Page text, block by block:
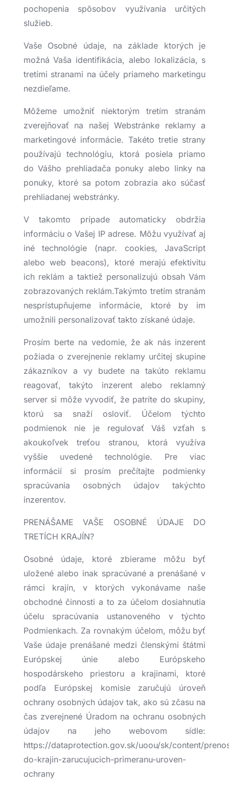
pochopenia spôsobov využívania určitých
služieb.
Vaše Osobné údaje, na základe ktorých je
možná Vaša identifikácia, alebo lokalizácia, s
tretími stranami na účely priameho marketingu
nezdieľame.
Môžeme umožniť niektorým tretím stranám
zverejňovať na našej Webstránke reklamy a
marketingové informácie. Takéto tretie strany
používajú technológiu, ktorá posiela priamo
do Vášho prehliadača ponuky alebo linky na
ponuky, ktoré sa potom zobrazia ako súčasť
prehliadanej webstránky.
V takomto prípade automaticky obdržia
informáciu o Vašej IP adrese. Môžu využívať aj
iné technológie (napr. cookies, JavaScript
alebo web beacons), ktoré merajú efektivitu
ich reklám a taktiež personalizujú obsah Vám
zobrazovaných reklám.Takýmto tretím stranám
nesprístupňujeme informácie, ktoré by im
umožnili personalizovať takto získané údaje.
Prosím berte na vedomie, že ak nás inzerent
požiada o zverejnenie reklamy určitej skupine
zákazníkov a vy budete na takúto reklamu
reagovať, takýto inzerent alebo reklamný
server si môže vyvodiť, že patríte do skupiny,
ktorú sa snaží osloviť. Účelom týchto
podmienok nie je regulovať Váš vzťah s
akoukoľvek treťou stranou, ktorá využíva
vyššie uvedené technológie. Pre viac
informácií si prosím prečítajte podmienky
spracúvania osobných údajov takýchto
inzerentov.
PRENÁŠAME VAŠE OSOBNÉ ÚDAJE DO
TRETÍCH KRAJÍN?
Osobné údaje, ktoré zbierame môžu byť
uložené alebo inak spracúvané a prenášané v
rámci krajín, v ktorých vykonávame naše
obchodné činnosti a to za účelom dosiahnutia
účelu spracúvania ustanoveného v týchto
Podmienkach. Za rovnakým účelom, môžu byť
Vaše údaje prenášané medzi členskými štátmi
Európskej únie alebo Európskeho
hospodárskeho priestoru a krajinami, ktoré
podľa Európskej komisie zaručujú úroveň
ochrany osobných údajov tak, ako sú zčasu na
čas zverejnené Úradom na ochranu osobných
údajov na jeho webovom sídle:
https://dataprotection.gov.sk/uoou/sk/content/
do-krajin-zarucujucich-primeranu-uroven-
ochrany